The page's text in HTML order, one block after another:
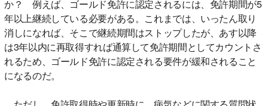
か？ 例えば、ゴールド免許に認定されるには、免許期間が5
年以上継続している必要がある。これまでは、いったん取り
消しになれば、そこで継続期間はストップしたが、あす以降
は3年以内に再取得すれば通算して免許期間としてカウントさ
れるため、ゴールド免許に認定される要件が緩和されること
になるのだ。